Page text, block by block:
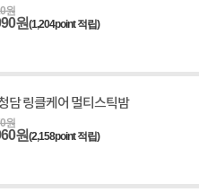
원
원(1,204point 적립)
담 링클케어 멀티스틱밤
원
원(2,158point 적립)